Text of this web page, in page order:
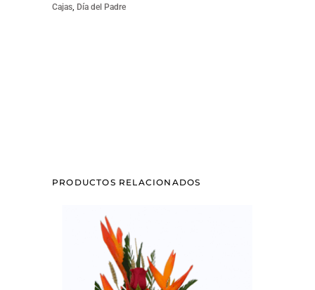
Cajas, Día del Padre
PRODUCTOS RELACIONADOS